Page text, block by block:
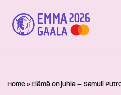
Siirry
suoraan
Home » Elämä on juhla – Samuli